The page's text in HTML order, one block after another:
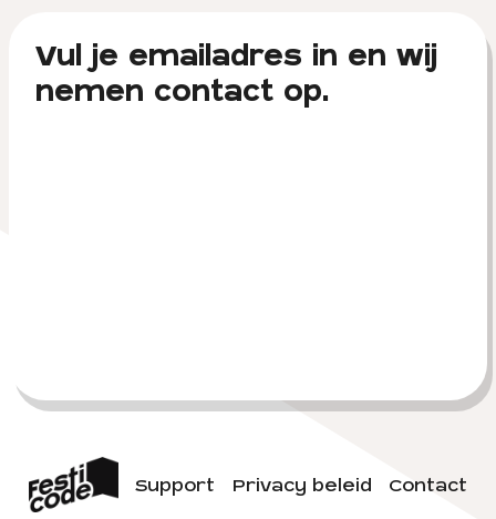
Vul je emailadres in en wij
nemen contact op.
Support Privacy beleid Contact